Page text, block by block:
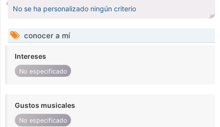
No se ha personalizado ningún criterio
conocer a mí
Intereses
No especificado
Gustos musicales
No especificado